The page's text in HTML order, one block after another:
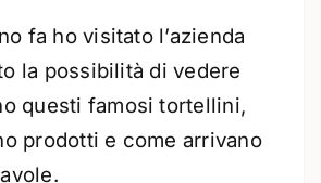
fa ho visitato l’azienda
la possibilità di vedere
questi famosi tortellini,
prodotti e come arrivano